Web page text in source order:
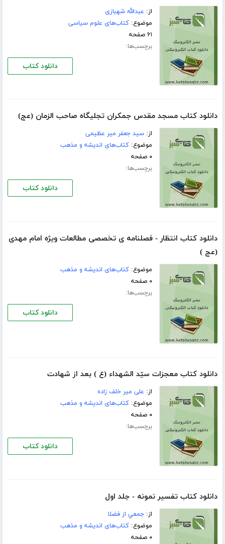
از: عبدالله شهبازی
موضوع:کتاب‌های علوم سیاسی
۶۱ صفحه
برچسب‌ها:
دانلود کتاب
دانلود کتاب مسجد مقدس جمكران تجليگاه صاحب الزمان (عج)
از:سيد جعفر مير عظيمى
موضوع:کتاب‌های اندیشه و مذهب
۰ صفحه
برچسب‌ها:
دانلود کتاب
دانلود کتاب انتظار - فصلنامه ى تخصصى مطالعات ويژه امام مهدى
(عج )
موضوع:کتاب‌های اندیشه و مذهب
۰ صفحه
برچسب‌ها:
دانلود کتاب
دانلود کتاب معجزات سيّد الشهداء (ع ) بعد از شهادت
از: على مير خلف زاده
موضوع:کتاب‌های اندیشه و مذهب
۰ صفحه
برچسب‌ها:
دانلود کتاب
دانلود کتاب تفسير نمونه - جلد اول
از:جمعي از فضلا
موضوع:کتاب‌های اندیشه و مذهب
۰ صفحه